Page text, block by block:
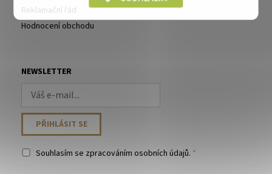
Reklamační řád
Hodnocení obchodu
NEWSLETTER
Souhlasím se zpracováním osobních údajů.